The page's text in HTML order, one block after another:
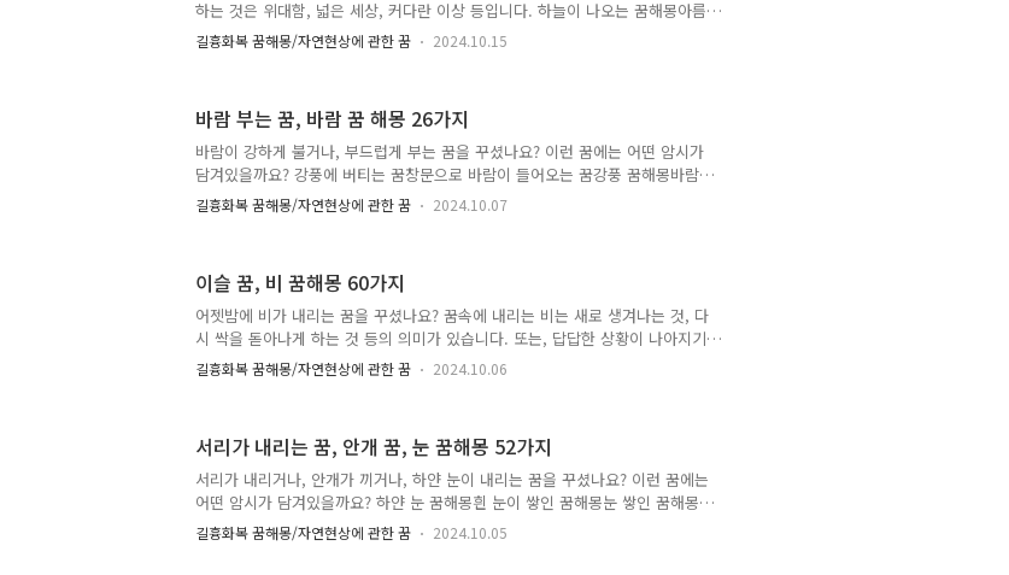
깃불 꿈해몽나무가 불타는 꿈해몽불 지르는 꿈불 끄는 꿈 불나는 꿈, 불 꿈해몽
120가지 1. ..
하는 것은 위대함, 넓은 세상, 커다란 이상 등입니다. 하늘이 나오는 꿈해몽아름
다운 하늘 꿈해몽푸른 하늘을 보는 꿈붉은 하늘 꿈해몽핑크 하늘 꿈해몽밤하늘
꿈해몽하늘로 올라가는 꿈하늘에 떠 있는 꿈하늘에서 내려오는 꿈하늘에서 떨어
얻게 되거나, 윗사람에게 칭찬받게 될 일을 암시합니다. 혹은, 신분이 상승하게
되거나, 좋은 자리를 얻게 될 길조입니다. 2. 하늘에 태양과 별이 떠 있는 꿈 윗
사람과 갈등이 생기거나, 아랫사람과 문제가 생기게 될 상황을 암시합니다. 3.
하..
길흉화복 꿈해몽/자연현상에 관한 꿈 2024.10.15
바람 부는 꿈, 바람 꿈 해몽 26가지
바람이 강하게 불거나, 부드럽게 부는 꿈을 꾸셨나요? 이런 꿈에는 어떤 암시가
담겨있을까요? 강풍에 버티는 꿈창문으로 바람이 들어오는 꿈강풍 꿈해몽바람소
리 꿈바람맞는 꿈먼지바람 꿈비바람 꿈해몽비바람 피하는 꿈바람에 몸이 뜨는
꿈집안으로 바람이 들어오는 꿈시원한 바람 꿈해몽 바람 부는 꿈해몽 26가지 1.
생기거나, 중단하게 될 일을 암시합니다. 혹은, 바라던 소망이 좌절되거나, 어려
운 일이 닥치게 될 것을 암시합니다. 3. 태풍이나 폭풍이 불어오는 꿈해몽 이 꿈
은 모든 일에 의욕을 상실하게 되거나, 소극적으로 행동하게 될 것을 암시합니
다. 혹..
길흉화복 꿈해몽/자연현상에 관한 꿈 2024.10.07
이슬 꿈, 비 꿈해몽 60가지
어젯밤에 비가 내리는 꿈을 꾸셨나요? 꿈속에 내리는 비는 새로 생겨나는 것, 다
시 싹을 돋아나게 하는 것 등의 의미가 있습니다. 또는, 답답한 상황이 나아지기
를 바라는 마음이 담겨있기도 합니다. 비 꿈은 대체로 좋은 꿈이라 할 수 있는데
요, 다만 꿈속의 상황에 따라서 길조나 흉조로 나뉘게 되겠습니다. 그러므로, 꿈
는 꿈갑자기 비 오는 꿈해몽밤에 비 맞는 꿈해몽비가 시원하게 내리는 꿈머리에
비 맞는 꿈비를 피하는 꿈해몽창 밖에 비오는 꿈해몽폭우 꿈해몽홍수 꿈해몽이
슬 꿈해몽 이슬 꿈, 비 꿈해몽 60가지 1. 비오는 꿈해몽 조용하게 내리는 비나
눈을 보..
길흉화복 꿈해몽/자연현상에 관한 꿈 2024.10.06
서리가 내리는 꿈, 안개 꿈, 눈 꿈해몽 52가지
서리가 내리거나, 안개가 끼거나, 하얀 눈이 내리는 꿈을 꾸셨나요? 이런 꿈에는
어떤 암시가 담겨있을까요? 하얀 눈 꿈해몽흰 눈이 쌓인 꿈해몽눈 쌓인 꿈해몽집
안에 눈이 쌓인 꿈눈이 소복이 쌓인 꿈설경 꿈흰눈 내리는 꿈창밖에 눈 내리는
꿈눈 오는 꿈해몽눈이 하얗게 내리는 꿈안개 꿈해몽안개가 걷히는 꿈안개가 낀
길흉화복 꿈해몽/자연현상에 관한 꿈 2024.10.05